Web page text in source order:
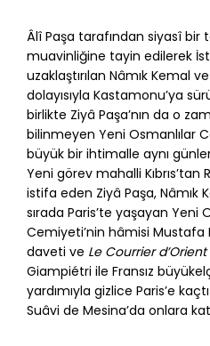
Âlî Paşa tarafından siyasî bir
muavinliğine tayin edilerek
uzaklaştırılan Nâmık Kemal ve
dolayısıyla Kastamonu’ya
birlikte Ziyâ Paşa’nın da o
bilinmeyen Yeni Osmanlılar
büyük bir ihtimalle aynı
Yeni görev mahalli Kıbrıs’tan
istifa eden Ziyâ Paşa, Nâmık
sırada Paris’te yaşayan Yeni
Cemiyeti’nin hâmisi Mustafa
daveti ve Le Courrier d’Orient
Giampiétri ile Fransız
yardımıyla gizlice Paris’e
Suâvi de Mesina’da onlara